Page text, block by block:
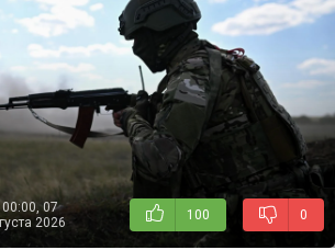
00:00, 07
2026
100 0